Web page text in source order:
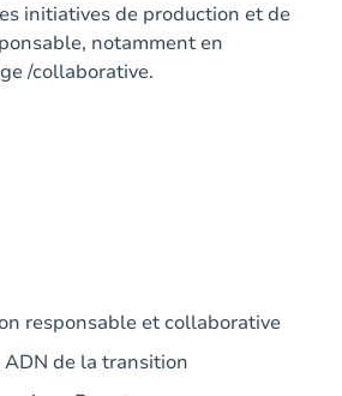
initiatives de production et de
notamment en
/collaborative.
responsable et collaborative
ADN de la transition